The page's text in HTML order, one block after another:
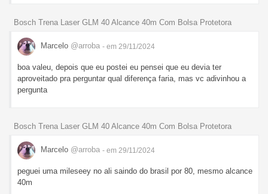
Bosch Trena Laser GLM 40 Alcance 40m Com Bolsa Protetora
Marcelo @arroba - em 29/11/2024
boa valeu, depois que eu postei eu pensei que eu devia ter
aproveitado pra perguntar qual diferença faria, mas vc adivinhou a
pergunta
Bosch Trena Laser GLM 40 Alcance 40m Com Bolsa Protetora
Marcelo @arroba - em 29/11/2024
peguei uma mileseey no ali saindo do brasil por 80, mesmo alcance
40m